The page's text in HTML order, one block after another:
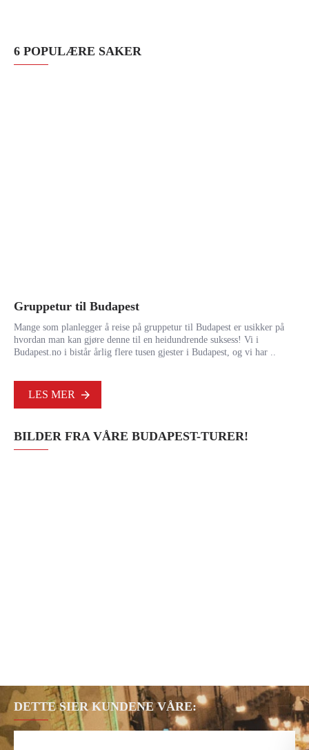
6 POPULÆRE SAKER
Gruppetur til Budapest
Mange som planlegger å reise på gruppetur til Budapest er usikker på
hvordan man kan gjøre denne til en heidundrende suksess! Vi i
Budapest.no i bistår årlig flere tusen gjester i Budapest, og vi har ..
LES MER
BILDER FRA VÅRE BUDAPEST-TURER!
DETTE SIER KUNDENE VÅRE: